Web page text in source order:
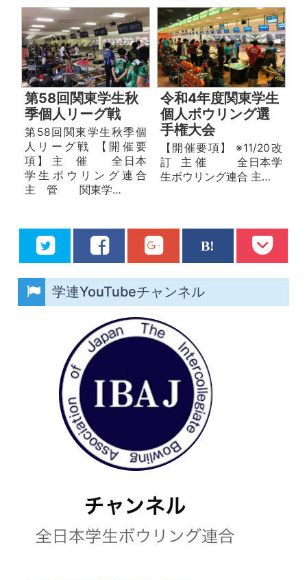
第58回関東学生秋
季個人リーグ戦
第58回関東学生秋季個
人リーグ戦 【開催要
項】 主 催 全日本
学生ボウリング連合
主 管 関東学…
令和4年度関東学生
個人ボウリング選
手権大会
【開催要項】 ※11/20改
訂 主 催 全⽇本学
⽣ボウリング連合 主…
学連YouTubeチャンネル